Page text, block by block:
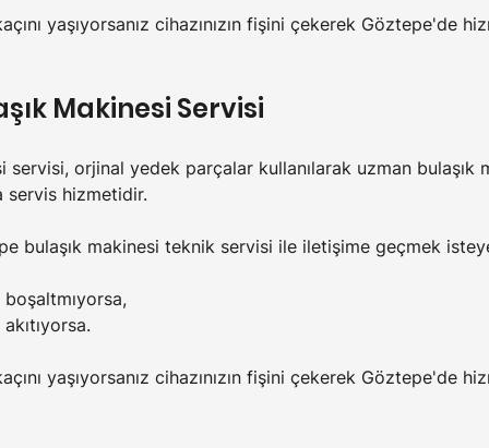
yaşıyorsanız cihazınızın fişini çekerek Göztepe'de
Makinesi Servisi
servisi, orjinal yedek parçalar kullanılarak uzman
servis hizmetidir.
bulaşık makinesi teknik servisi ile iletişime geçmek
yaşıyorsanız cihazınızın fişini çekerek Göztepe'de